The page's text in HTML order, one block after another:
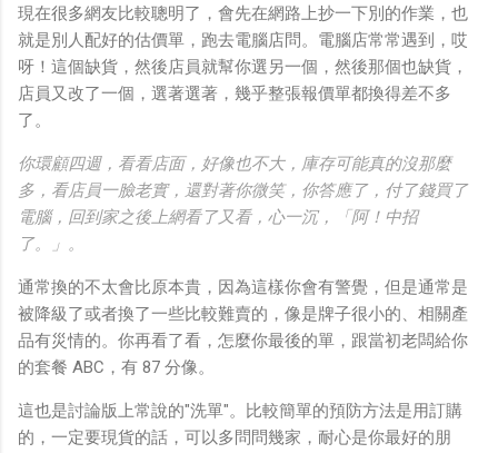
現在很多網友比較聰明了，會先在網路上抄一下別的作業，也
就是別人配好的估價單，跑去電腦店問。電腦店常常遇到，哎
呀！這個缺貨，然後店員就幫你選另一個，然後那個也缺貨，
店員又改了一個，選著選著，幾乎整張報價單都換得差不多
了。
你環顧四週，看看店面，好像也不大，庫存可能真的沒那麼
多，看店員一臉老實，還對著你微笑，你答應了，付了錢買了
電腦，回到家之後上網看了又看，心一沉，「阿！中招
了。」。
通常換的不太會比原本貴，因為這樣你會有警覺，但是通常是
被降級了或者換了一些比較難賣的，像是牌子很小的、相關產
品有災情的。你再看了看，怎麼你最後的單，跟當初老闆給你
的套餐 ABC，有 87 分像。
這也是討論版上常說的"洗單"。比較簡單的預防方法是用訂購
的，一定要現貨的話，可以多問問幾家，耐心是你最好的朋